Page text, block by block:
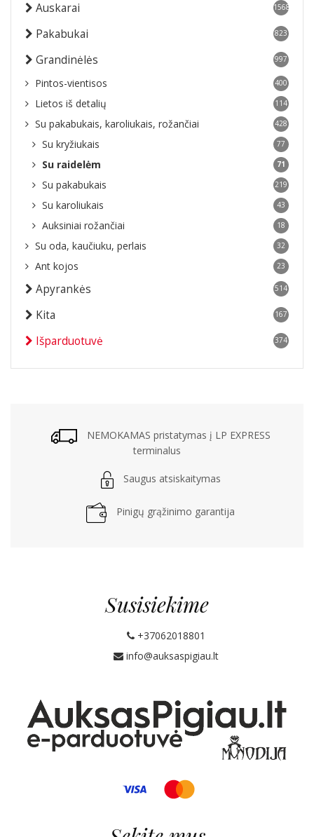
Auskarai 1568
Pakabukai 823
Grandinėlės 997
Pintos-vientisos 400
Lietos iš detalių 114
Su pakabukais, karoliukais, rožančiai 428
Su kryžiukais 77
Su raidelėm 71
Su pakabukais 219
Su karoliukais 43
Auksiniai rožančiai 18
Su oda, kaučiuku, perlais 32
Ant kojos 23
Apyrankės 514
Kita 167
Išparduotuvė 374
NEMOKAMAS pristatymas į LP EXPRESS
terminalus
Saugus atsiskaitymas
Pinigų grąžinimo garantija
Susisiekime
+37062018801
info@auksaspigiau.lt